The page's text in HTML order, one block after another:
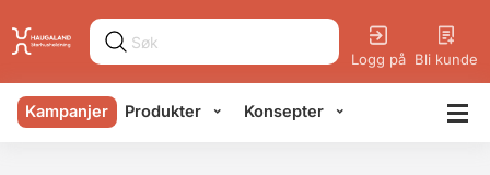
Logg på Bli kunde
Kampanjer Produkter Konsepter